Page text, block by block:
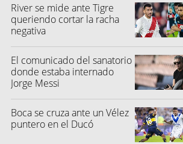
River se mide ante Tigre
queriendo cortar la racha
negativa
El comunicado del sanatorio
donde estaba internado
Jorge Messi
Boca se cruza ante un Vélez
puntero en el Ducó